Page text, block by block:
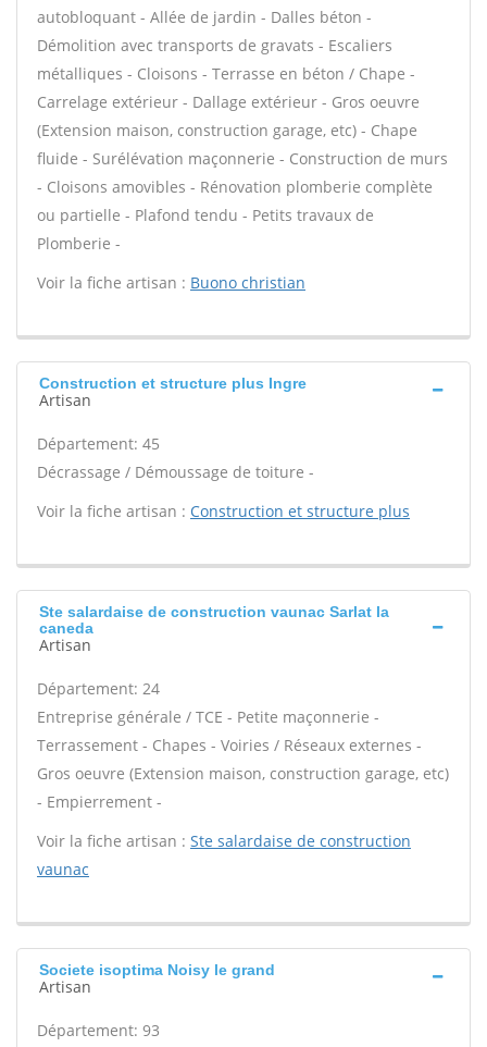
autobloquant - Allée de jardin - Dalles béton -
Démolition avec transports de gravats - Escaliers
métalliques - Cloisons - Terrasse en béton / Chape -
Carrelage extérieur - Dallage extérieur - Gros oeuvre
(Extension maison, construction garage, etc) - Chape
fluide - Surélévation maçonnerie - Construction de murs
- Cloisons amovibles - Rénovation plomberie complète
ou partielle - Plafond tendu - Petits travaux de
Plomberie -
Voir la fiche artisan : Buono christian
Construction et structure plus Ingre
Artisan
Département: 45
Décrassage / Démoussage de toiture -
Voir la fiche artisan : Construction et structure plus
Ste salardaise de construction vaunac Sarlat la
caneda
Artisan
Département: 24
Entreprise générale / TCE - Petite maçonnerie -
Terrassement - Chapes - Voiries / Réseaux externes -
Gros oeuvre (Extension maison, construction garage, etc)
- Empierrement -
Voir la fiche artisan : Ste salardaise de construction
vaunac
Societe isoptima Noisy le grand
Artisan
Département: 93